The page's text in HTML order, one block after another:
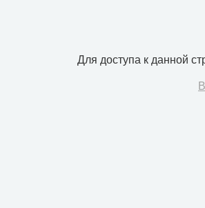
Для доступа к данной